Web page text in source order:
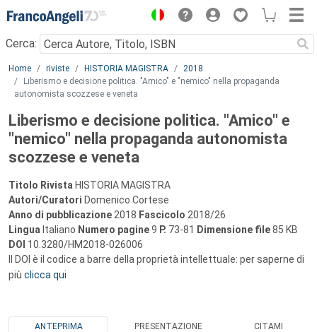
Menu
Cerca:
Main content
Home riviste HISTORIA MAGISTRA
2018
Liberismo e decisione politica. "Amico" e "nemico" nella propaganda
autonomista scozzese e veneta
Liberismo e decisione politica. "Amico" e
"nemico" nella propaganda autonomista
scozzese e veneta
Titolo Rivista HISTORIA MAGISTRA
Autori/Curatori Domenico Cortese
Anno di pubblicazione 2018 Fascicolo 2018/26
Lingua Italiano Numero pagine9 P. 73-81 Dimensione file85 KB
DOI 10.3280/HM2018-026006
Il DOI è il codice a barre della proprietà intellettuale: per saperne di
più clicca qui
ANTEPRIMA PRESENTAZIONE CITAMI